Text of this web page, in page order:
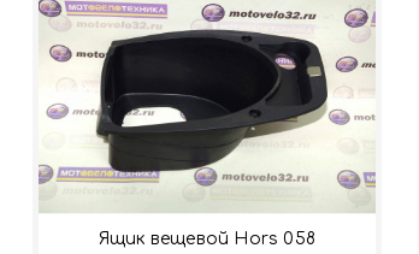
Ящик вещевой Hors 058